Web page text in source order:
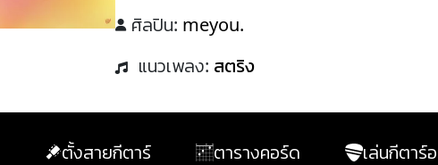
ศิลปิน: meyou.
แนวเพลง: สตริง
ตั้งสายกีตาร์ ตารางคอร์ด เล่นกีตาร์